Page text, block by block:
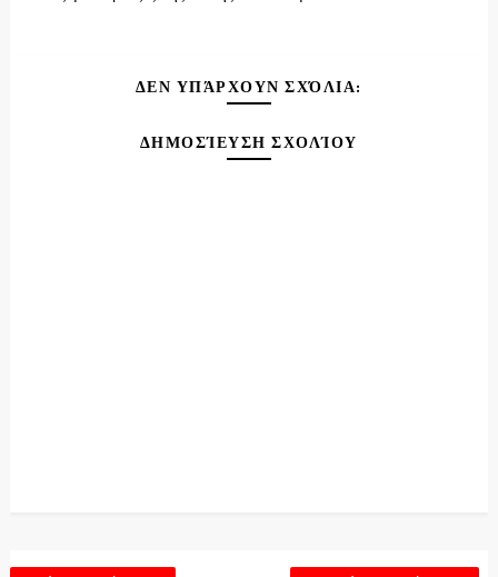
ΔΕΝ ΥΠΆΡΧΟΥΝ ΣΧΌΛΙΑ:
ΔΗΜΟΣΊΕΥΣΗ ΣΧΟΛΊΟΥ